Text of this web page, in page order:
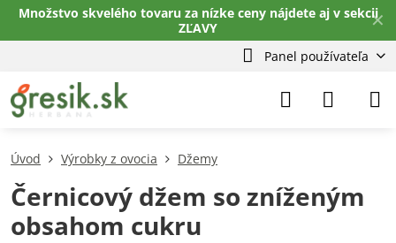
✕
Množstvo skvelého tovaru za nízke ceny nájdete aj v sekcii
ZĽAVY
Panel používateľa
Úvod Výrobky z ovocia Džemy
Černicový džem so zníženým
obsahom cukru